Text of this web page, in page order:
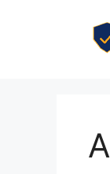
съдържанието